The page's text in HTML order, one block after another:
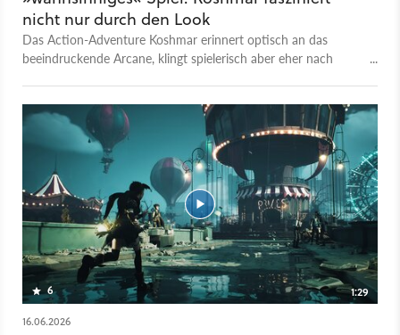
nicht nur durch den Look
Das Action-Adventure Koshmar erinnert optisch an das
beeindruckende Arcane, klingt spielerisch aber eher nach
6
1:29
16.06.2026